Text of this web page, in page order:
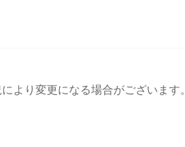
より変更になる場合がございます。